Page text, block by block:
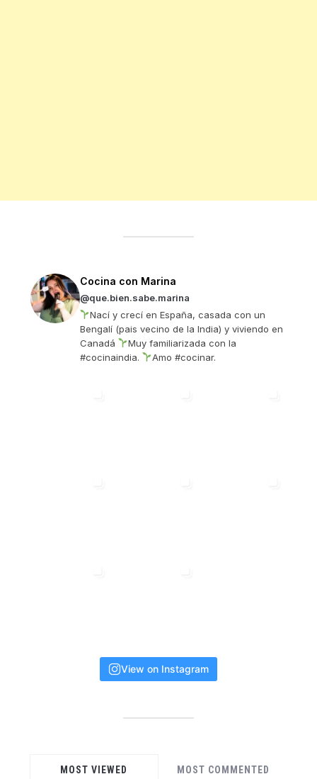
Cocina con Marina
@que.bien.sabe.marina
Nací y crecí en España, casada con un
Bengalí (pais vecino de la India) y viviendo en
Canadá
Muy familiarizada con la
#cocinaindia.
Amo #cocinar.
View on Instagram
MOST VIEWED MOST COMMENTED